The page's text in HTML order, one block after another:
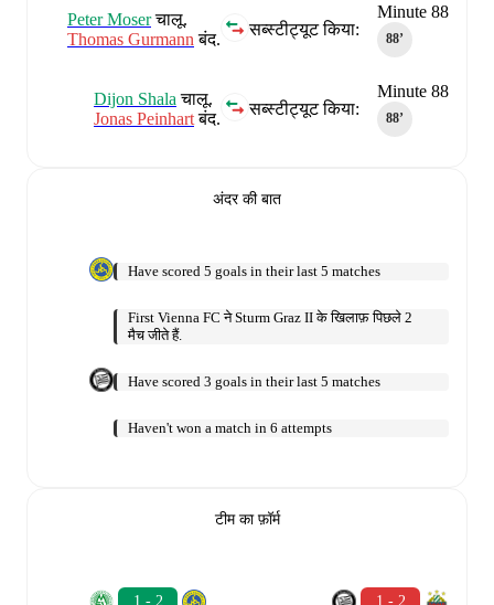
Minute 88
88‎’‎
सब्स्टीट्यूट किया:
Peter Moserचालू.
Thomas Gurmann बंद.
Minute 88
88‎’‎
सब्स्टीट्यूट किया:
Dijon Shala चालू.
Jonas Peinhartबंद.
अंदर की बात
Have scored 5 goals in their last 5 matches
First Vienna FC ने Sturm Graz II के खिलाफ़ पिछले 2
मैच जीते हैं.
Have scored 3 goals in their last 5 matches
Haven't won a match in 6 attempts
टीम का फ़ॉर्म
1 - 2 1 - 2